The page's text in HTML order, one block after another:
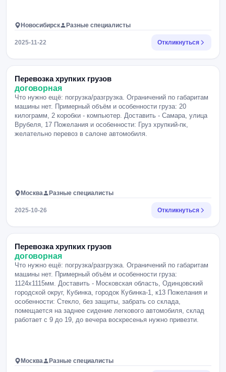
Новосибирск Разные специалисты
2025-11-22 Откликнуться
Перевозка хрупких грузов
договорная
Что нужно ещё: погрузка/разгрузка. Ограничений по габаритам
машины нет. Примерный объём и особенности груза: 20
килограмм, 2 коробки - компьютер. Доставить - Самара, улица
Врубеля, 17 Пожелания и особенности: Груз хрупкий-пк,
желательно перевоз в салоне автомобиля.
Москва Разные специалисты
2025-10-26 Откликнуться
Перевозка хрупких грузов
договорная
Что нужно ещё: погрузка/разгрузка. Ограничений по габаритам
машины нет. Примерный объём и особенности груза:
1124х1115мм. Доставить - Московская область, Одинцовский
городской округ, Кубинка, городок Кубинка-1, к13 Пожелания и
особенности: Стекло, без защиты, забрать со склада,
помещается на заднее сидение легкового автомобиля, склад
работает с 9 до 19, до вечера воскресенья нужно привезти.
Москва Разные специалисты